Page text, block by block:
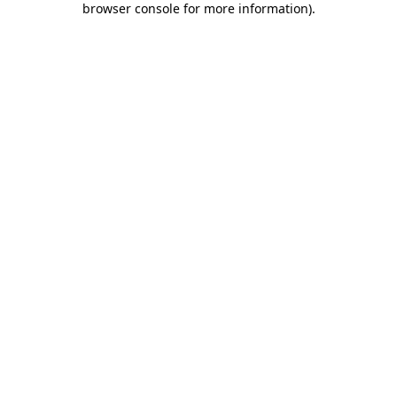
browser console for more information).